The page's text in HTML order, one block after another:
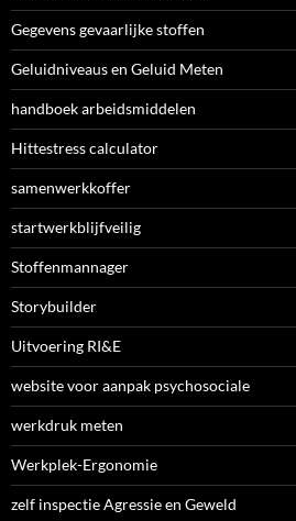
Gegevens gevaarlijke stoffen
Geluidniveaus en Geluid Meten
handboek arbeidsmiddelen
Hittestress calculator
samenwerkkoffer
startwerkblijfveilig
Stoffenmannager
Storybuilder
Uitvoering RI&E
website voor aanpak psychosociale
werkdruk meten
Werkplek-Ergonomie
zelf inspectie Agressie en Geweld